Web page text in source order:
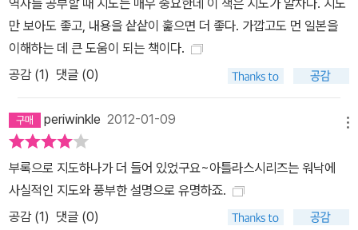
술과 정보 나열 방식에서 탈피하여, 저자의 역사관이 배어 있는 개성
넘치는 글이 압축적으로 전개된다. 지도 맛보기 *해당 시대의 성격을
계획도시 헤이조쿄의 도시 평면도를 보여주면서, 율령 체제가 선포되
게 표현하고 있다. *입체감이 살아있는 음영기복지도로 역사에 공간
감을 불어넣는다(pp.70-71) 10~14세기 일본과 동아시아의 교역의
실상을 생생하게 표현하기 위하여 당시 동아시아 전역을 입체로 구현
하고, 각국의 국가명과 도시와 강, 바다 등의 지명을 배치했다. 크기와
색깔이 다른 화살표로 교역로와 항로를 표현하고, 교역 물품의 도판
역사를 공부할 때 지도는 매우 중요한데 이 책은 지도가 알차다. 지도
만 보아도 좋고, 내용을 샅샅이 훑으면 더 좋다. 가깝고도 먼 일본을
이해하는 데 큰 도움이 되는 책이다.
공감 (1) 댓글 (0)
periwinkle 2012-01-09
부록으로 지도하나가 더 들어 있었구요~아틀라스시리즈는 워낙에
사실적인 지도와 풍부한 설명으로 유명하죠.
공감 (1) 댓글 (0)